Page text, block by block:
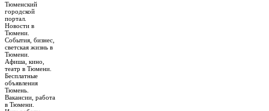
Тюменский
городской
портал.
Новости в
Тюмени.
События, бизнес,
светская жизнь в
Тюмени.
Афиша, кино,
театр в Тюмени.
Бесплатные
объявления
Тюмень.
Вакансии, работа
в Тюмени.